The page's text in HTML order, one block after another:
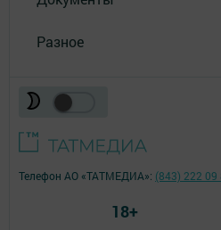
Разное
Телефон АО «ТАТМЕДИА»: (843) 222 09
18+